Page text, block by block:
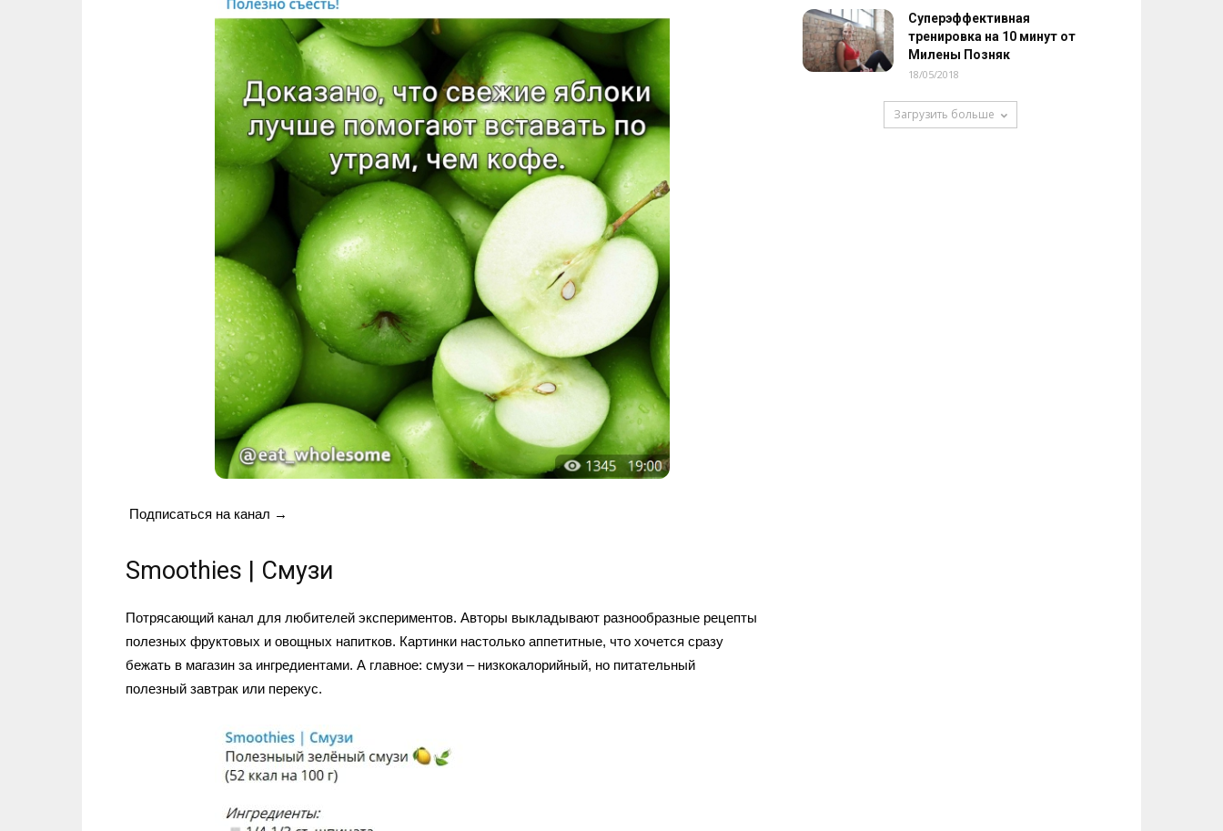
Подписаться на канал →
Smoothies | Смузи
Потрясающий канал для любителей экспериментов. Авторы выкладывают разнообразные рецепты
полезных фруктовых и овощных напитков. Картинки настолько аппетитные, что хочется сразу
бежать в магазин за ингредиентами. А главное: смузи – низкокалорийный, но питательный
полезный завтрак или перекус.
Суперэффективная
тренировка на 10 минут от
Милены Позняк
18/05/2018
Загрузить больше